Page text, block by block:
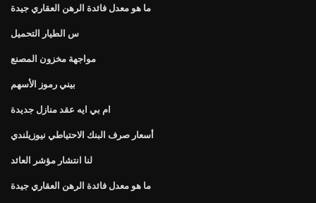
ما هو معدل فائدة الرهن العقاري جيدة
س الطيار التحميل
مواجهة مخزون المصنع
بيني رموز الأسهم
ام بي ايه عقد منازل جديدة
أسعار صرف البنك الاحتياطي نيوزيلندي
لنا انتشار مؤشر العائد
ما هو معدل فائدة الرهن العقاري جيدة